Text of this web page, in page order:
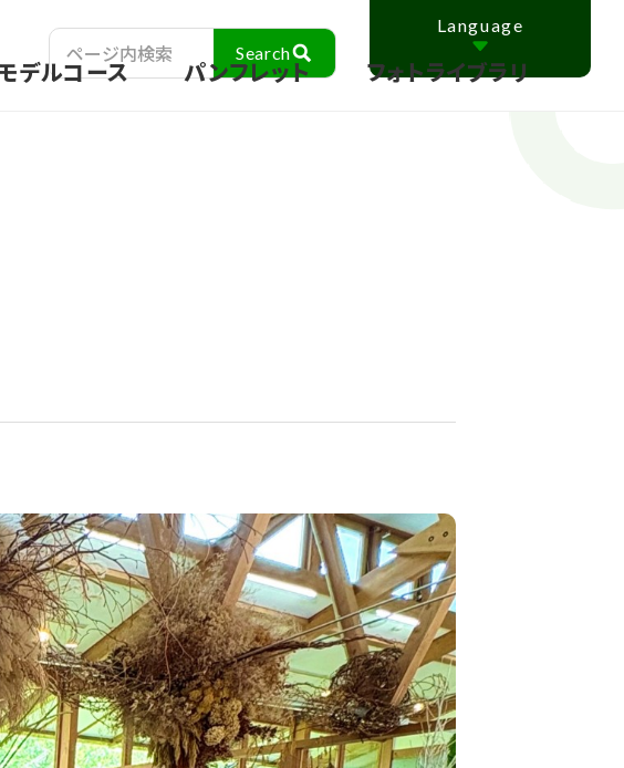
Language
デルコース パンフレット フォトライブラリ